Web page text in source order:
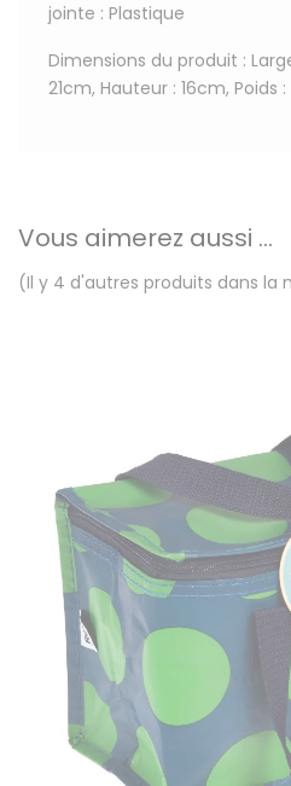
jointe : Plastique
Dimensions du produit :
21cm, Hauteur : 16cm, Poids
Vous aimerez aussi ...
(Il y 4 d'autres produits dans la